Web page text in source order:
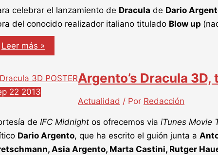
celebrar el lanzamiento de Dracula de Dario
del conocido realizador italiano titulado Blow up
Blow
up,
Dario
Argento
Leer más »
22 2013
Argento’s Dracula 3D,
Actualidad / Por Redacción
de IFC Midnight os ofrecemos via iTunes Movie
Dario Argento, que ha escrito el guión junta a
Asia Argento, Marta Castini, Rutger